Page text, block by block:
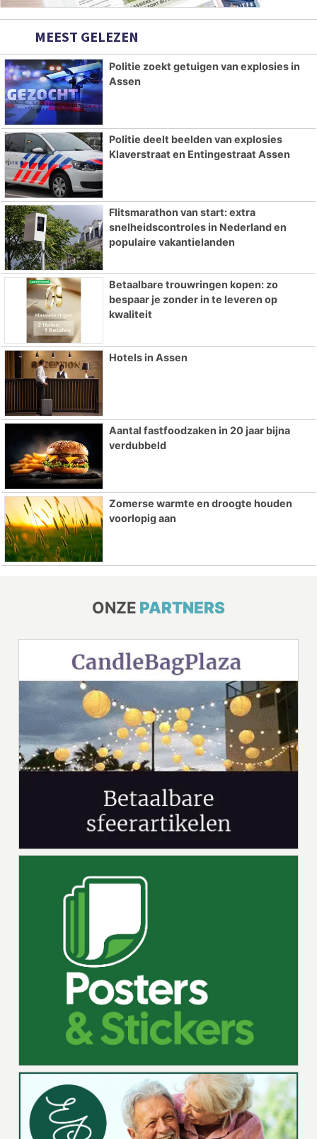
MEEST GELEZEN
Politie zoekt getuigen van explosies in
Assen
Politie deelt beelden van explosies
Klaverstraat en Entingestraat Assen
Flitsmarathon van start: extra
snelheidscontroles in Nederland en
populaire vakantielanden
Betaalbare trouwringen kopen: zo
bespaar je zonder in te leveren op
kwaliteit
Hotels in Assen
Aantal fastfoodzaken in 20 jaar bijna
verdubbeld
Zomerse warmte en droogte houden
voorlopig aan
ONZE PARTNERS